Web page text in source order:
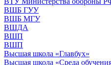
ВШБ ГУУ
ВШБ МГУ
ВШДА
ВШП
ВШП
Высшая школа «Главбух»
Высшая школа «Среда